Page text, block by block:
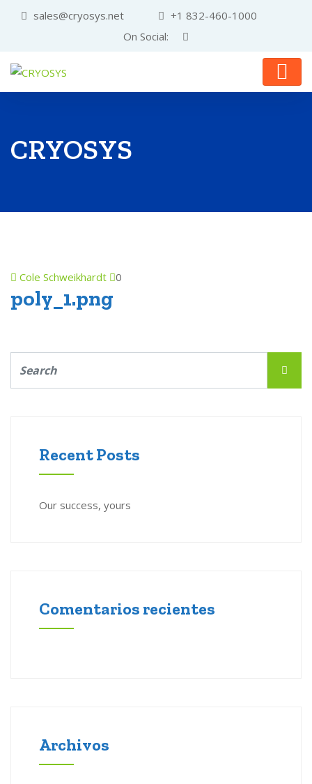
sales@cryosys.net
+1 832-460-1000
On Social:
CRYOSYS
Cole Schweikhardt 0
poly_1.png
Recent Posts
Our success, yours
Comentarios recientes
Archivos